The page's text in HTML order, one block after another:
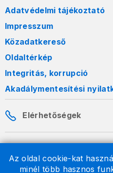
Az oldal cookie-kat
minél több hasznos
Adatvédelmi tájékoztató
Impresszum
Közadatkereső
Oldaltérkép
Integritás, korrupció
Akadálymentesítési
Elérhetőségek
A honlapon szereplő
formában szabadon
2026 © A Nemzeti Adó- és